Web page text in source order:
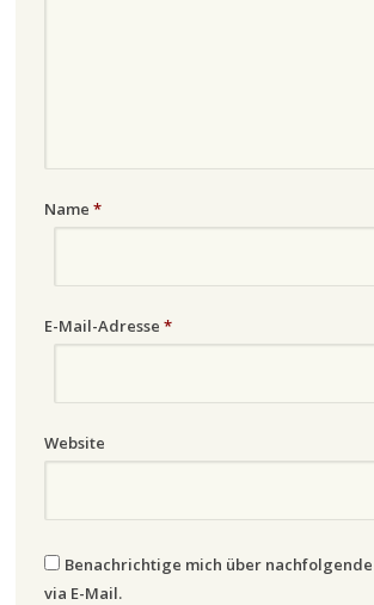
Name *
E-Mail-Adresse *
Website
Benachrichtige mich über
via E-Mail.